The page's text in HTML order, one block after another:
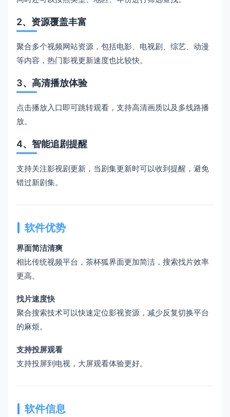
2、资源覆盖丰富
聚合多个视频网站资源，包括电影、电视剧、综艺、动漫
等内容，热门影视更新速度也比较快。
3、高清播放体验
点击播放入口即可跳转观看，支持高清画质以及多线路播
放。
4、智能追剧提醒
支持关注影视剧更新，当剧集更新时可以收到提醒，避免
错过新剧集。
软件优势
界面简洁清爽
相比传统视频平台，茶杯狐界面更加简洁，搜索找片效率
更高。
找片速度快
聚合搜索技术可以快速定位影视资源，减少反复切换平台
的麻烦。
支持投屏观看
支持投屏到电视，大屏观看体验更好。
软件信息